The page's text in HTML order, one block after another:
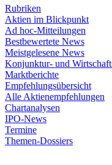
Rubriken
Aktien im Blickpunkt
Ad hoc-Mitteilungen
Bestbewertete News
Meistgelesene News
Konjunktur- und
Marktberichte
Empfehlungsübersicht
Alle Aktienempfehlungen
Chartanalysen
IPO-News
Termine
Themen-Dossiers